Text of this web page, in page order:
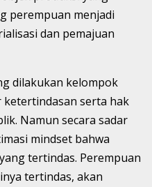
perempuan menjadi
dan pemajuan
dilakukan kelompok
serta hak
Namun secara sadar
mindset bahwa
tertindas. Perempuan
tertindas, akan